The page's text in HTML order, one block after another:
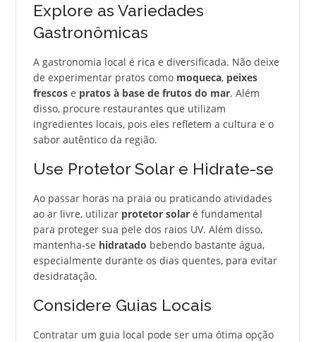
Explore as Variedades
Gastronômicas
A gastronomia local é rica e diversificada. Não deixe
de experimentar pratos como moqueca, peixes
frescose pratos à base de frutos do mar. Além
disso, procure restaurantes que utilizam
ingredientes locais, pois eles refletem a cultura e o
sabor autêntico da região.
Use Protetor Solar e Hidrate-se
Ao passar horas na praia ou praticando atividades
ao ar livre, utilizar protetor solaré fundamental
para proteger sua pele dos raios UV. Além disso,
mantenha-se hidratado bebendo bastante água,
especialmente durante os dias quentes, para evitar
desidratação.
Considere Guias Locais
Contratar um guia local pode ser uma ótima opção